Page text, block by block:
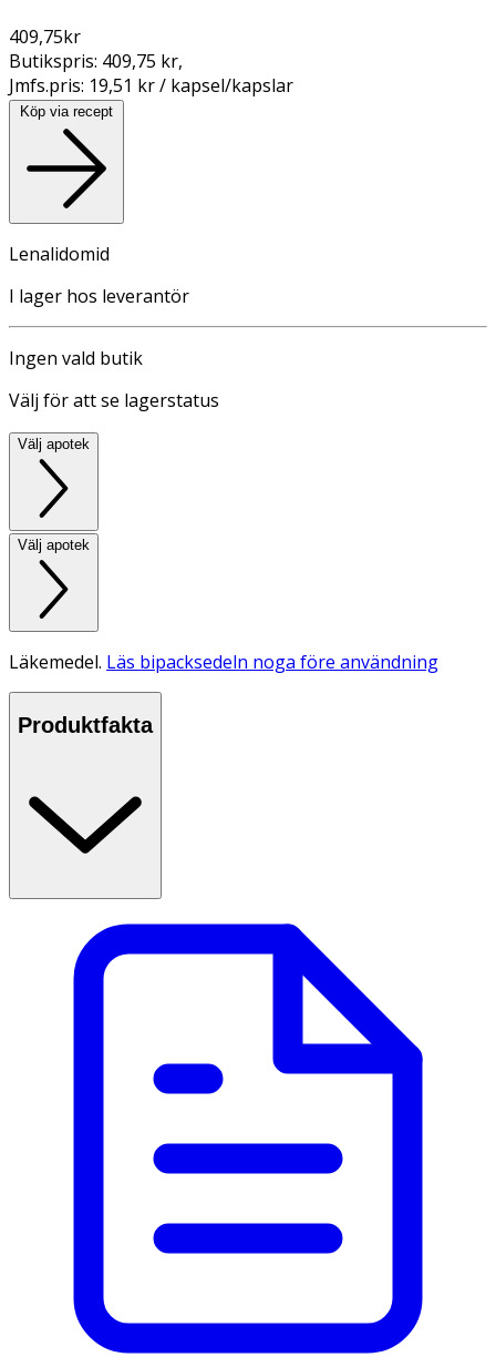
409,75kr
Butikspris: 409,75 kr,
Jmfs.pris: 19,51 kr / kapsel/kapslar
Köp via recept
Lenalidomid
I lager hos leverantör
Ingen vald butik
Välj för att se lagerstatus
Välj apotek
Välj apotek
Läkemedel. Läs bipacksedeln noga före användning
Produktfakta